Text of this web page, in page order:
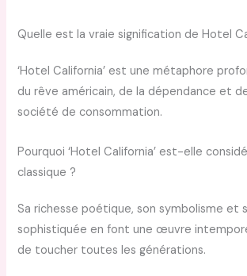
Quelle est la vraie signification de Hotel
‘Hotel California’ est une métaphore
du rêve américain, de la dépendance et
société de consommation.
Pourquoi ‘Hotel California’ est-elle
classique ?
Sa richesse poétique, son symbolisme et
sophistiquée en font une œuvre
de toucher toutes les générations.